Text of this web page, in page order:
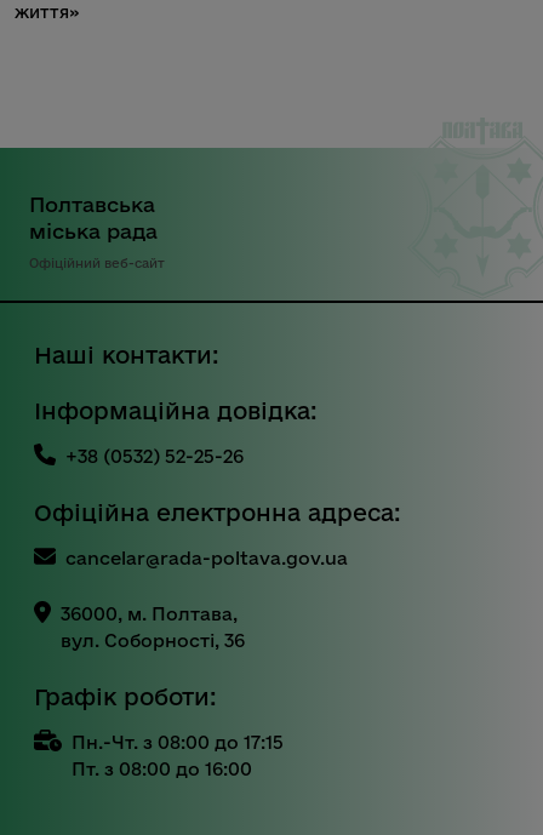
життя»
Полтавська
міська рада
Офіційний веб-сайт
Наші контакти:
Інформаційна довідка:
+38 (0532) 52-25-26
Офіційна електронна адреса:
cancelar@rada-poltava.gov.ua
36000, м. Полтава,
вул. Соборності, 36
Графік роботи:
Пн.-Чт. з 08:00 до 17:15
Пт. з 08:00 до 16:00